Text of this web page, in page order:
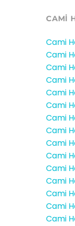
CAMİ
Cami
Cami
Cami
Cami
Cami
Cami
Cami
Cami
Cami
Cami
Cami
Cami
Cami
Cami
Cami